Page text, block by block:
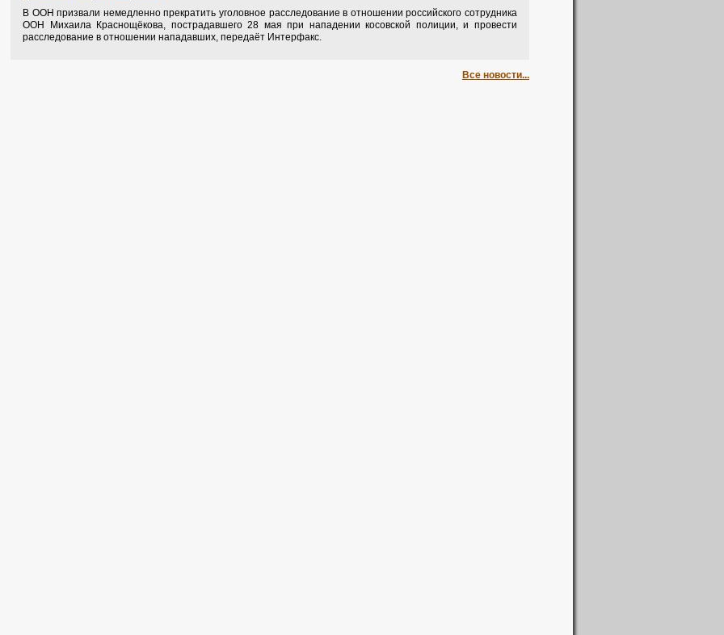
В ООН призвали немедленно прекратить уголовное расследование в отношении российского сотрудника
ООН Михаила Краснощёкова, пострадавшего 28 мая при нападении косовской полиции, и провести
расследование в отношении нападавших, передаёт Интерфакс.
Все новости...